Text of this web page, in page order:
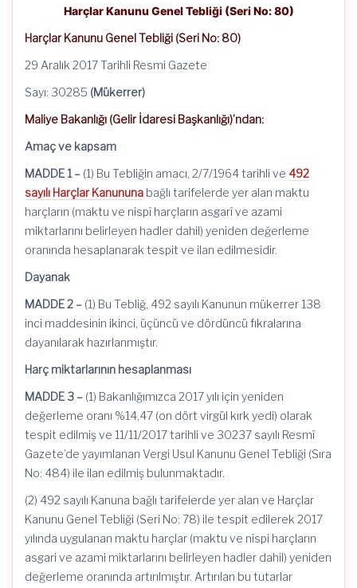
Harçlar Kanunu Genel Tebliği (Seri No: 80)
Harçlar Kanunu Genel Tebliği (Seri No: 80)
29 Aralık 2017 Tarihli Resmi Gazete
Sayı: 30285 (Mükerrer)
Maliye Bakanlığı (Gelir İdaresi Başkanlığı)’ndan:
Amaç ve kapsam
MADDE 1 – (1) Bu Tebliğin amacı, 2/7/1964 tarihli ve 492
sayılı Harçlar Kanununa bağlı tarifelerde yer alan maktu
harçların (maktu ve nispî harçların asgarî ve azami
miktarlarını belirleyen hadler dahil) yeniden değerleme
oranında hesaplanarak tespit ve ilan edilmesidir.
Dayanak
MADDE 2 – (1) Bu Tebliğ, 492 sayılı Kanunun mükerrer 138
inci maddesinin ikinci, üçüncü ve dördüncü fıkralarına
dayanılarak hazırlanmıştır.
Harç miktarlarının hesaplanması
MADDE 3 – (1) Bakanlığımızca 2017 yılı için yeniden
değerleme oranı %14,47 (on dört virgül kırk yedi) olarak
tespit edilmiş ve 11/11/2017 tarihli ve 30237 sayılı Resmî
Gazete’de yayımlanan Vergi Usul Kanunu Genel Tebliği (Sıra
No: 484) ile ilan edilmiş bulunmaktadır.
(2) 492 sayılı Kanuna bağlı tarifelerde yer alan ve Harçlar
Kanunu Genel Tebliği (Seri No: 78) ile tespit edilerek 2017
yılında uygulanan maktu harçlar (maktu ve nispi harçların
asgari ve azami miktarlarını belirleyen hadler dahil) yeniden
değerleme oranında artırılmıştır. Artırılan bu tutarlar